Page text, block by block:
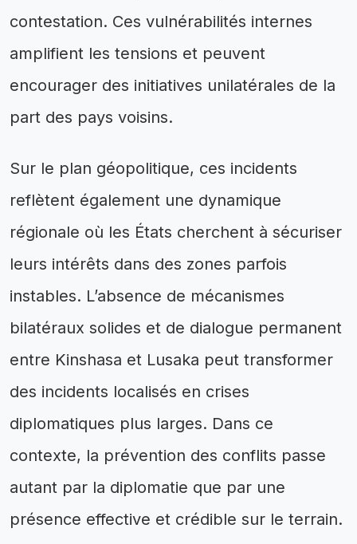
contestation. Ces vulnérabilités internes
amplifient les tensions et peuvent
encourager des initiatives unilatérales de la
part des pays voisins.
Sur le plan géopolitique, ces incidents
reflètent également une dynamique
régionale où les États cherchent à sécuriser
leurs intérêts dans des zones parfois
instables. L’absence de mécanismes
bilatéraux solides et de dialogue permanent
entre Kinshasa et Lusaka peut transformer
des incidents localisés en crises
diplomatiques plus larges. Dans ce
contexte, la prévention des conflits passe
autant par la diplomatie que par une
présence effective et crédible sur le terrain.